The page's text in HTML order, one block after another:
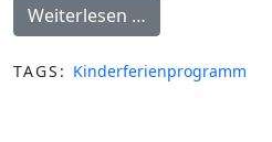
Weiterlesen …
TAGS: Kinderferienprogramm